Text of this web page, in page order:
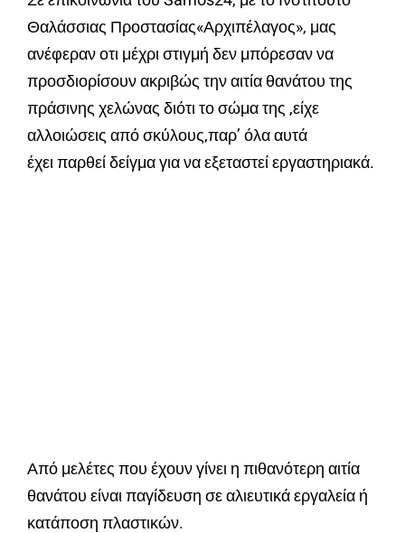
Θαλάσσιας Προστασίας«Αρχιπέλαγος», μας
ανέφεραν οτι μέχρι στιγμή δεν μπόρεσαν να
προσδιορίσουν ακριβώς την αιτία θανάτου της
πράσινης χελώνας διότι το σώμα της ,είχε
αλλοιώσεις από σκύλους,παρ’ όλα αυτά
έχει παρθεί δείγμα για να εξεταστεί εργαστηριακά.
Από μελέτες που έχουν γίνει η πιθανότερη αιτία
θανάτου είναι παγίδευση σε αλιευτικά εργαλεία ή
κατάποση πλαστικών.